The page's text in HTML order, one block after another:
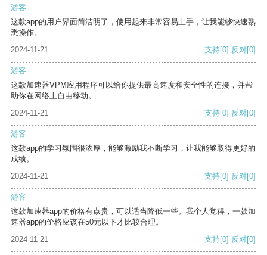
游客
这款app的用户界面简洁明了，使用起来非常容易上手，让我能够快速熟
悉操作。
2024-11-21
支持[0] 反对[0]
游客
这款加速器VPM应用程序可以给你提供最高速度和安全性的连接，并帮
助你在网络上自由移动。
2024-11-21
支持[0] 反对[0]
游客
这款app的学习氛围很浓厚，能够激励我不断学习，让我能够取得更好的
成绩。
2024-11-21
支持[0] 反对[0]
游客
这款加速器app的价格有点贵，可以适当降低一些。我个人觉得，一款加
速器app的价格应该在50元以下才比较合理。
2024-11-21
支持[0] 反对[0]